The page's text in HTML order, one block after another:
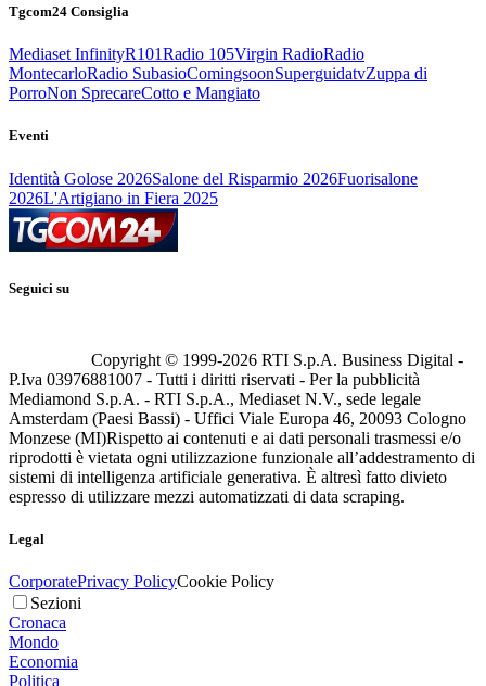
Tgcom24 Consiglia
Mediaset InfinityR101Radio 105Virgin RadioRadio
MontecarloRadio SubasioComingsoonSuperguidatvZuppa di
PorroNon SprecareCotto e Mangiato
Eventi
Identità Golose 2026Salone del Risparmio 2026Fuorisalone
2026L'Artigiano in Fiera 2025
Seguici su
Copyright © 1999-2026 RTI S.p.A. Business Digital -
P.Iva 03976881007 - Tutti i diritti riservati - Per la pubblicità
Mediamond S.p.A. - RTI S.p.A., Mediaset N.V., sede legale
Amsterdam (Paesi Bassi) - Uffici Viale Europa 46, 20093 Cologno
Monzese (MI)Rispetto ai contenuti e ai dati personali trasmessi e/o
riprodotti è vietata ogni utilizzazione funzionale all’addestramento di
sistemi di intelligenza artificiale generativa. È altresì fatto divieto
espresso di utilizzare mezzi automatizzati di data scraping.
Legal
CorporatePrivacy PolicyCookie Policy
Sezioni
Cronaca
Mondo
Economia
Politica